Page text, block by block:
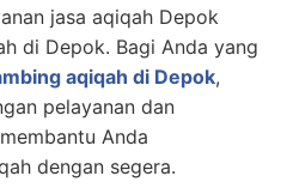
jasa aqiqah Depok
di Depok. Bagi Anda yang
aqiqah di Depok,
pelayanan dan
Anda
dengan segera.